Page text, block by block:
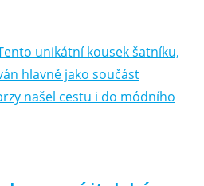
unikátní kousek šatníku,
hlavně jako součást
našel cestu i do módního